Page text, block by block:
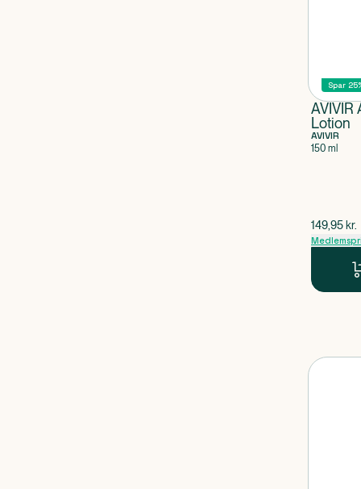
Spar
AVIVIR
Lotion
AVIVIR
150 ml
$gammel
149,95 kr.